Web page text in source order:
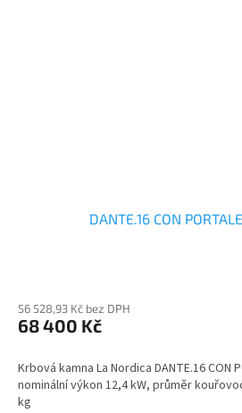
DANTE.16 CON
56 528,93 Kč bez DPH
68 400 Kč
Krbová kamna La Nordica DANTE.16 CON
nominální výkon 12,4 kW, průměr
kg